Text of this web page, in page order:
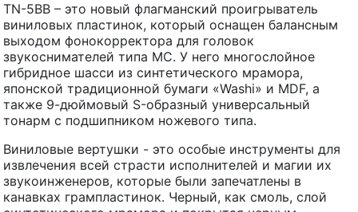
TN-5BB – это новый флагманский проигрыватель
виниловых пластинок, который оснащен балансным
выходом фонокорректора для головок
звукоснимателей типа MC. У него многослойное
гибридное шасси из синтетического мрамора,
японской традиционной бумаги «Washi» и MDF, а
также 9-дюймовый S-образный универсальный
тонарм с подшипником ножевого типа.
Виниловые вертушки - это особые инструменты для
извлечения всей страсти исполнителей и магии их
звукоинженеров, которые были запечатлены в
канавках грампластинок. Черный, как смоль, слой